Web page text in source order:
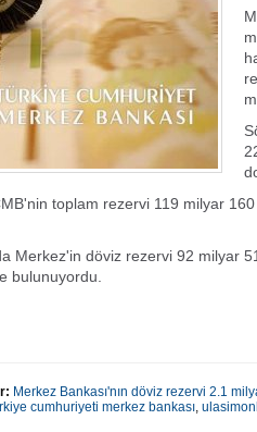
toplam rezervi 119 milyar
Merkez'in döviz rezervi 92 milyar
bulunuyordu.
Merkez Bankası'nın döviz rezervi 2.1
cumhuriyeti merkez bankası,